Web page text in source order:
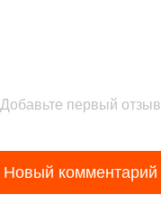
Добавьте первый отзыв
Новый комментарий